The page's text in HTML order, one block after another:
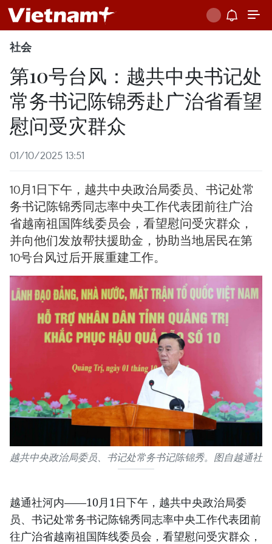
社会
第10号台风：越共中央书记处
常务书记陈锦秀赴广治省看望
慰问受灾群众
01/10/2025 13:51
10月1日下午，越共中央政治局委员、书记处常
务书记陈锦秀同志率中央工作代表团前往广治
省越南祖国阵线委员会，看望慰问受灾群众，
并向他们发放帮扶援助金，协助当地居民在第
10号台风过后开展重建工作。
越共中央政治局委员、书记处常务书记陈锦秀。图自越通社
越通社河内——10月1日下午，越共中央政治局委
员、书记处常务书记陈锦秀同志率中央工作代表团前
往广治省越南祖国阵线委员会，看望慰问受灾群众，